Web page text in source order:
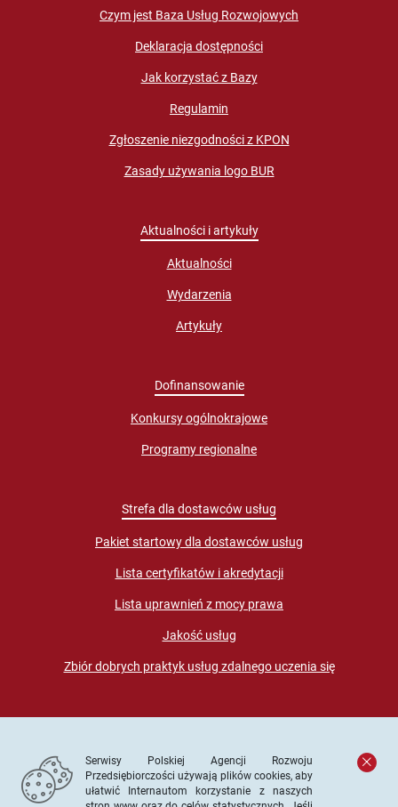
Czym jest Baza Usług Rozwojowych
Deklaracja dostępności
Jak korzystać z Bazy
Regulamin
Zgłoszenie niezgodności z KPON
Zasady używania logo BUR
Aktualności i artykuły
Aktualności
Wydarzenia
Artykuły
Dofinansowanie
Konkursy ogólnokrajowe
Programy regionalne
Strefa dla dostawców usług
Pakiet startowy dla dostawców usług
Lista certyfikatów i akredytacji
Lista uprawnień z mocy prawa
Jakość usług
Zbiór dobrych praktyk usług zdalnego uczenia się
Serwisy Polskiej Agencji Rozwoju
Przedsiębiorczości używają plików cookies, aby
ułatwić Internautom korzystanie z naszych